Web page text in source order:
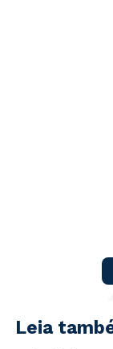
Leia